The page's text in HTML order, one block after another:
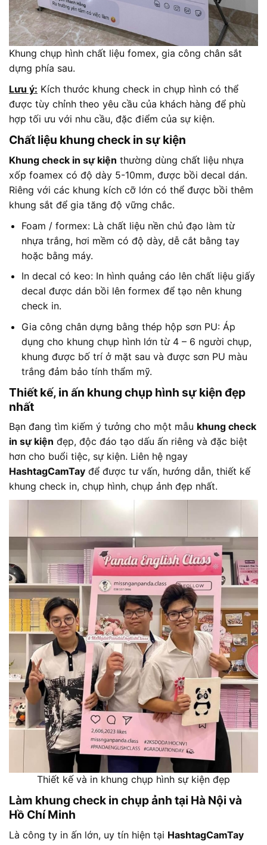
Khung chụp hình chất liệu fomex, gia công chân sắt
dựng phía sau.
Lưu ý: Kích thước khung check in chụp hình có thể
được tùy chỉnh theo yêu cầu của khách hàng để phù
hợp tối ưu với nhu cầu, đặc điểm của sự kiện.
Chất liệu khung check in sự kiện
Khung check in sự kiện thường dùng chất liệu nhựa
xốp foamex có độ dày 5-10mm, được bồi decal dán.
Riêng với các khung kích cỡ lớn có thể được bồi thêm
khung sắt để gia tăng độ vững chắc.
Foam / formex: Là chất liệu nền chủ đạo làm từ
nhựa trắng, hơi mềm có độ dày, dễ cắt bằng tay
hoặc bằng máy.
In decal có keo: In hình quảng cáo lên chất liệu giấy
decal được dán bồi lên formex để tạo nên khung
check in.
Gia công chân dựng bằng thép hộp sơn PU: Áp
dụng cho khung chụp hình lớn từ 4 – 6 người chụp,
khung được bố trí ở mặt sau và được sơn PU màu
trắng đảm bảo tính thẩm mỹ.
Thiết kế, in ấn khung chụp hình sự kiện đẹp
nhất
Bạn đang tìm kiếm ý tưởng cho một mẫu khung check
in sự kiện đẹp, độc đáo tạo dấu ấn riêng và đặc biệt
hơn cho buổi tiệc, sự kiện. Liên hệ ngay
HashtagCamTay để được tư vấn, hướng dẫn, thiết kế
khung check in, chụp hình, chụp ảnh đẹp nhất.
Thiết kế và in khung chụp hình sự kiện đẹp
Làm khung check in chụp ảnh tại Hà Nội và
Hồ Chí Minh
Là công ty in ấn lớn, uy tín hiện tại HashtagCamTay